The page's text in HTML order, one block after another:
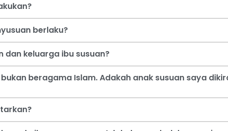
berlaku?
dan keluarga ibu susuan?
beragama Islam. Adakah anak susuan saya